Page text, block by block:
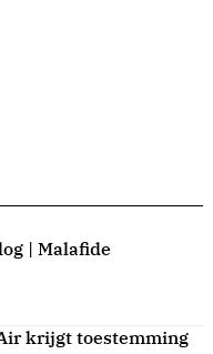
| Malafide
krijgt toestemming